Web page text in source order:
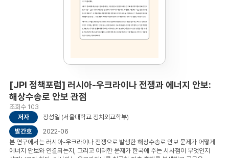
한국의 글로벌 인터넷 거 버넌스를 위한 국내 기반 과 인터넷주소자원법 Ⅲ. 결론을
[JPI 정책포럼] 러시아-우크라이나 전쟁과 에너지 안보:
해상수송로 안보 관점
조회수 103
저자
장성일 (서울대학교 정치외교학부)
발간호
2022-06
본 연구에서는 러시아-우크라이나 전쟁으로 발생한 해상수송로 안보 문제가 어떻게
에너지 안보와 연결되는지, 그리고 이러한 문제가 한국에 주는 시사점이 무엇인지